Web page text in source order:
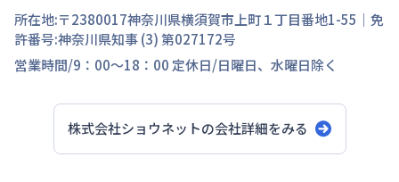
所在地:〒2380017神奈川県横須賀市 上町１丁目番地1-55 ｜免
許番号:神奈川県知事 (3) 第027172号
営業時間/9：00～18：00 定休日/日曜日、水曜日除く
株式会社ショウネットの会社詳細をみる